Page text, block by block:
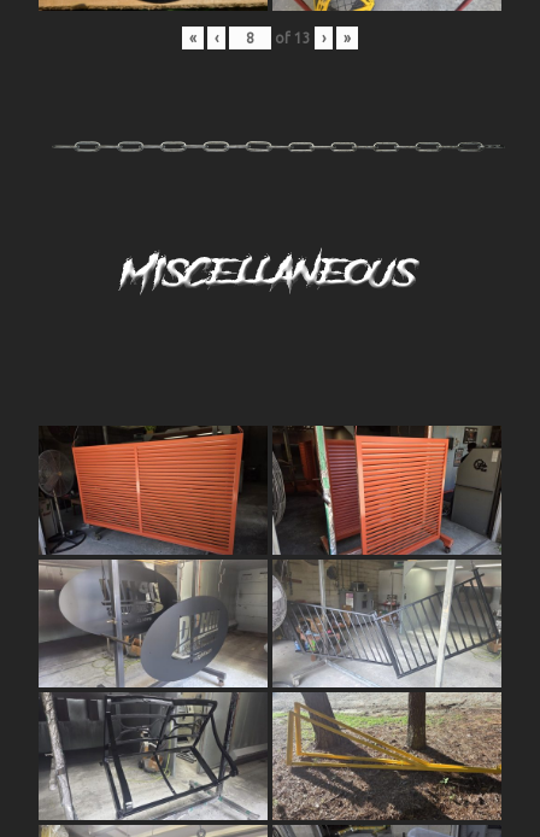
« ‹ of 13 › »